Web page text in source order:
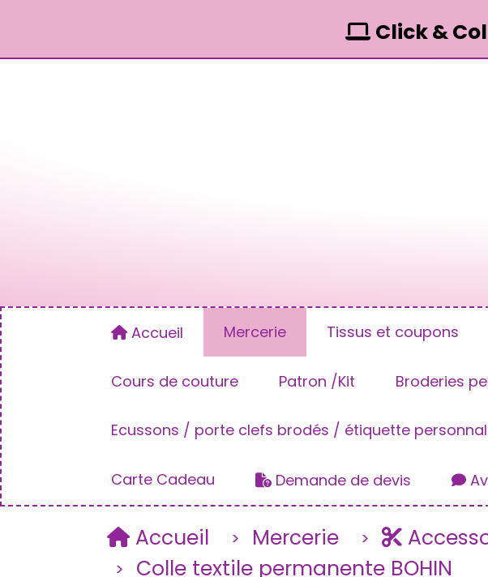
 Click &
Accueil Mercerie Tissus et coupons
Cours de couture Patron /Kit Broderies
Ecussons / porte clefs brodés / étiquette
Carte Cadeau Demande de devis
Accueil Mercerie
Colle textile permanente BOHIN